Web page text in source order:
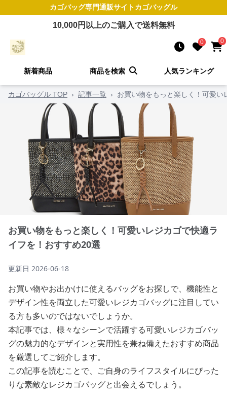
カゴバッグ専門通販サイトカゴバッグル
10,000円以上のご購入で送料無料
0 0
新着商品 商品を検索 人気ランキング
カゴバッグル TOP › 記事一覧 › お買い物をもっと楽しく！可愛
お買い物をもっと楽しく！可愛いレジカゴで快適ラ
イフを！おすすめ20選
更新日 2026-06-18
お買い物やお出かけに使えるバッグをお探しで、機能性と
デザイン性を両立した可愛いレジカゴバッグに注目してい
る方も多いのではないでしょうか。
本記事では、様々なシーンで活躍する可愛いレジカゴバッ
グの魅力的なデザインと実用性を兼ね備えたおすすめ商品
を厳選してご紹介します。
この記事を読むことで、ご自身のライフスタイルにぴった
りな素敵なレジカゴバッグと出会えるでしょう。